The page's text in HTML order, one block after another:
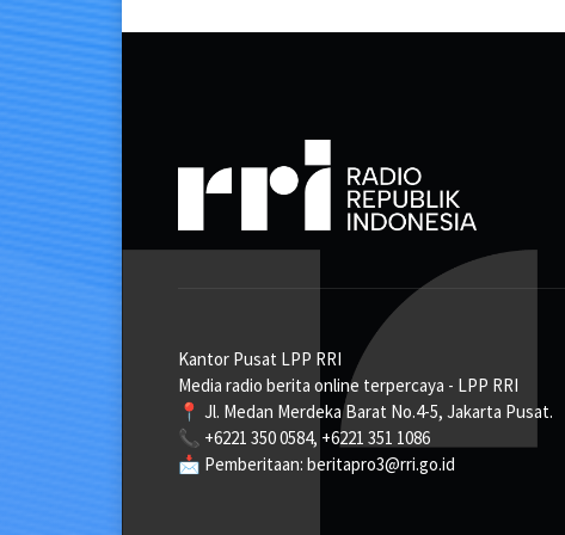
Kantor Pusat LPP RRI
Media radio berita online terpercaya - LPP RRI
📍 Jl. Medan Merdeka Barat No.4-5, Jakarta Pusat.
📞 +6221 350 0584, +6221 351 1086
📩 Pemberitaan: beritapro3@rri.go.id